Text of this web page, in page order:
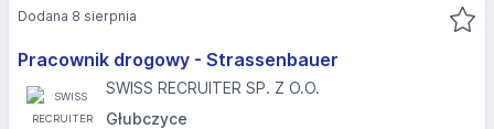
Pracownik drogowy - Strassenbauer
SWISS RECRUITER SP. Z O.O.
Głubczyce
Dodana 8 sierpnia